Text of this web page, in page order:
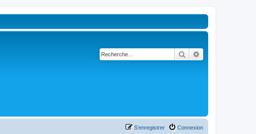
Rechercher
Connexion
S’enregistrer